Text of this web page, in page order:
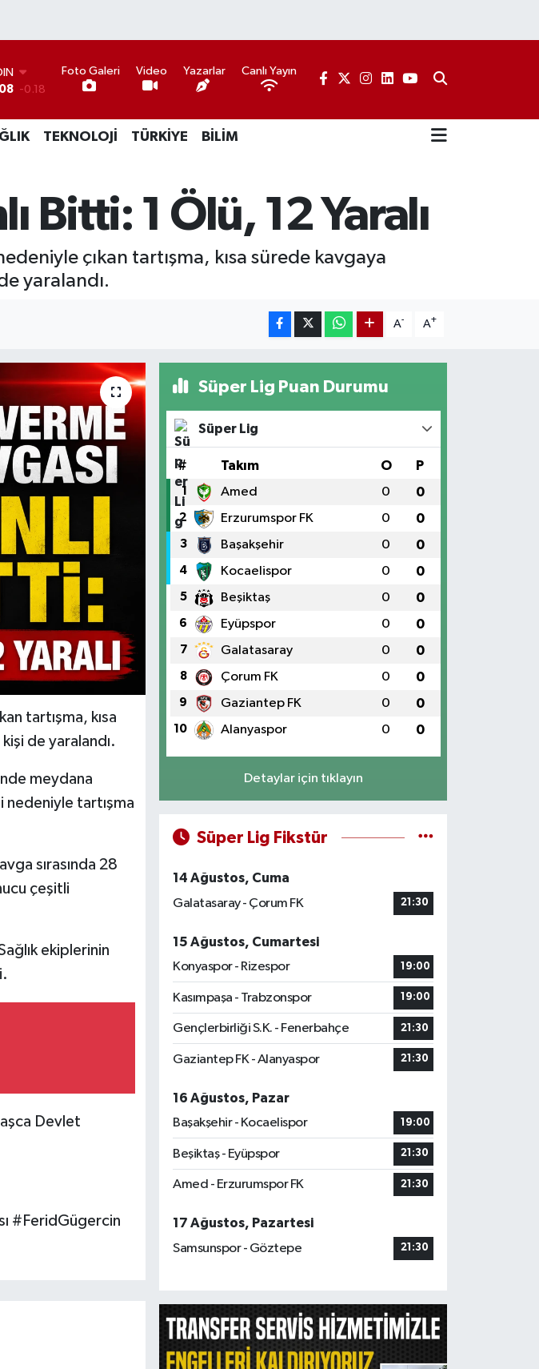
-0.18
0.18
-14
Foto Galeri Video Yazarlar Canlı Yayın
TEKNOLOJİ TÜRKİYE BİLİM
Bitti: 1 Ölü, 12 Yaralı
çıkan tartışma, kısa sürede kavgaya
yaralandı.
A- A+
tartışma, kısa
de yaralandı.
meydana
tartışma
sırasında 28
çeşitli
ekiplerinin
Devlet
#FeridGügercin
Süper Lig Puan Durumu
Süper Lig
# Takım O P
1 Amed 0 0
2 Erzurumspor FK 0 0
3 Başakşehir 0 0
4 Kocaelispor 0 0
5 Beşiktaş 0 0
6 Eyüpspor 0 0
7 Galatasaray 0 0
8 Çorum FK 0 0
9 Gaziantep FK 0 0
10 Alanyaspor 0 0
Detaylar için tıklayın
Süper Lig Fikstür
14 Ağustos, Cuma
Galatasaray - Çorum FK
21:30
15 Ağustos, Cumartesi
Konyaspor - Rizespor
19:00
Kasımpaşa - Trabzonspor 19:00
Gençlerbirliği S.K. - Fenerbahçe 21:30
Gaziantep FK - Alanyaspor 21:30
16 Ağustos, Pazar
Başakşehir - Kocaelispor
19:00
Beşiktaş - Eyüpspor 21:30
Amed - Erzurumspor FK 21:30
17 Ağustos, Pazartesi
Samsunspor - Göztepe
21:30